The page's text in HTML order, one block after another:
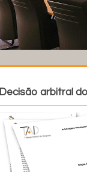
Decisão arbitral